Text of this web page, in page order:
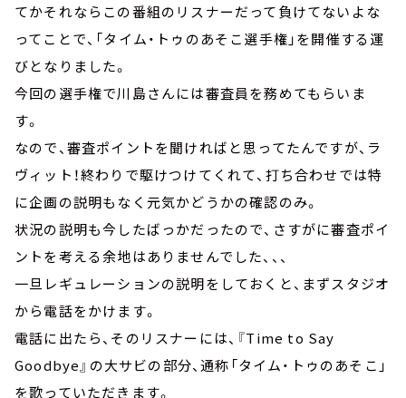
てかそれならこの番組のリスナーだって負けてないよな
ってことで、「タイム・トゥのあそこ選手権」を開催する運
びとなりました。
今回の選手権で川島さんには審査員を務めてもらいま
す。
なので、審査ポイントを聞ければと思ってたんですが、ラ
ヴィット！終わりで駆けつけてくれて、打ち合わせでは特
に企画の説明もなく元気かどうかの確認のみ。
状況の説明も今したばっかだったので、さすがに審査ポイ
ントを考える余地はありませんでした、、、
一旦レギュレーションの説明をしておくと、まずスタジオ
から電話をかけます。
電話に出たら、そのリスナーには、『Time to Say
Goodbye』の大サビの部分、通称「タイム・トゥのあそこ」
を歌っていただきます。